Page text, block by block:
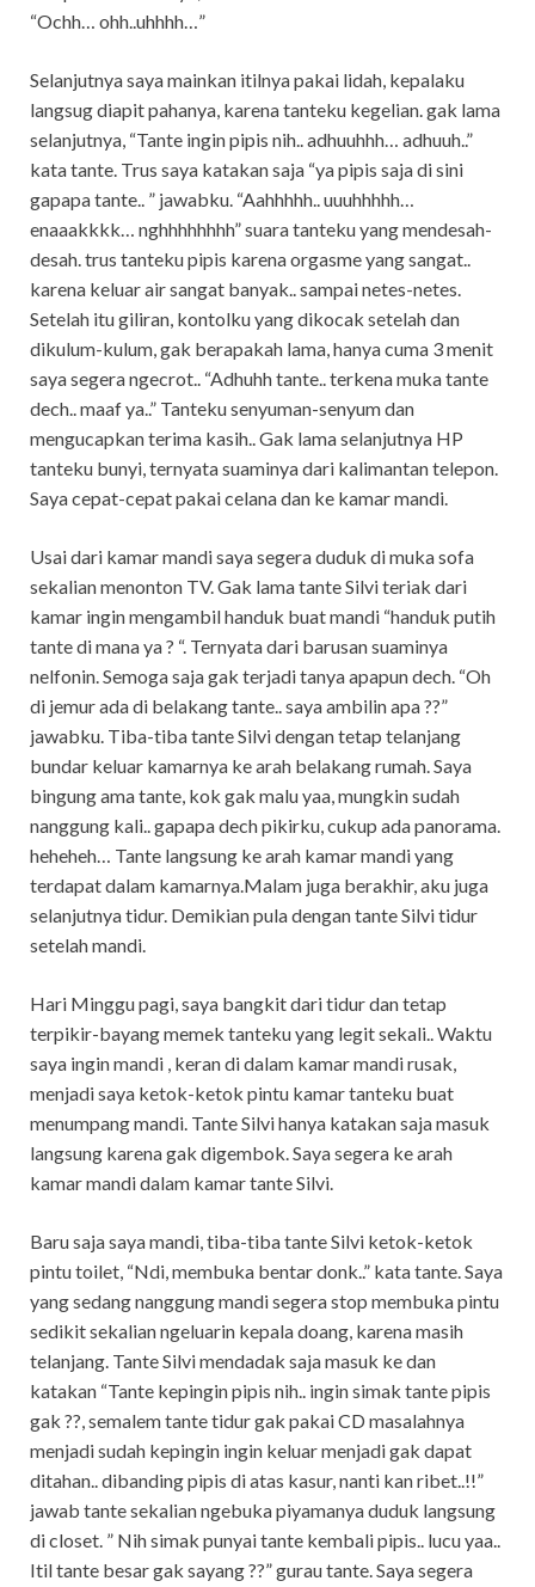
“Ochh… ohh..uhhhh…”
Selanjutnya saya mainkan itilnya pakai lidah, kepalaku
langsug diapit pahanya, karena tanteku kegelian. gak lama
selanjutnya, “Tante ingin pipis nih.. adhuuhhh… adhuuh..”
kata tante. Trus saya katakan saja “ya pipis saja di sini
gapapa tante.. ” jawabku. “Aahhhhh.. uuuhhhhh…
enaaakkkk… nghhhhhhhh” suara tanteku yang mendesah-
desah. trus tanteku pipis karena orgasme yang sangat..
karena keluar air sangat banyak.. sampai netes-netes.
Setelah itu giliran, kontolku yang dikocak setelah dan
dikulum-kulum, gak berapakah lama, hanya cuma 3 menit
saya segera ngecrot.. “Adhuhh tante.. terkena muka tante
dech.. maaf ya..” Tanteku senyuman-senyum dan
mengucapkan terima kasih.. Gak lama selanjutnya HP
tanteku bunyi, ternyata suaminya dari kalimantan telepon.
Saya cepat-cepat pakai celana dan ke kamar mandi.
Usai dari kamar mandi saya segera duduk di muka sofa
sekalian menonton TV. Gak lama tante Silvi teriak dari
kamar ingin mengambil handuk buat mandi “handuk putih
tante di mana ya ? “. Ternyata dari barusan suaminya
nelfonin. Semoga saja gak terjadi tanya apapun dech. “Oh
di jemur ada di belakang tante.. saya ambilin apa ??”
jawabku. Tiba-tiba tante Silvi dengan tetap telanjang
bundar keluar kamarnya ke arah belakang rumah. Saya
bingung ama tante, kok gak malu yaa, mungkin sudah
nanggung kali.. gapapa dech pikirku, cukup ada panorama.
heheheh… Tante langsung ke arah kamar mandi yang
terdapat dalam kamarnya.Malam juga berakhir, aku juga
selanjutnya tidur. Demikian pula dengan tante Silvi tidur
setelah mandi.
Hari Minggu pagi, saya bangkit dari tidur dan tetap
terpikir-bayang memek tanteku yang legit sekali.. Waktu
saya ingin mandi , keran di dalam kamar mandi rusak,
menjadi saya ketok-ketok pintu kamar tanteku buat
menumpang mandi. Tante Silvi hanya katakan saja masuk
langsung karena gak digembok. Saya segera ke arah
kamar mandi dalam kamar tante Silvi.
Baru saja saya mandi, tiba-tiba tante Silvi ketok-ketok
pintu toilet, “Ndi, membuka bentar donk..” kata tante. Saya
yang sedang nanggung mandi segera stop membuka pintu
sedikit sekalian ngeluarin kepala doang, karena masih
telanjang. Tante Silvi mendadak saja masuk ke dan
katakan “Tante kepingin pipis nih.. ingin simak tante pipis
gak ??, semalem tante tidur gak pakai CD masalahnya
menjadi sudah kepingin ingin keluar menjadi gak dapat
ditahan.. dibanding pipis di atas kasur, nanti kan ribet..!!”
jawab tante sekalian ngebuka piyamanya duduk langsung
di closet. ” Nih simak punyai tante kembali pipis.. lucu yaa..
Itil tante besar gak sayang ??” gurau tante. Saya segera